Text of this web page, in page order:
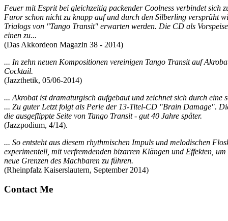
Feuer mit Esprit bei gleichzeitig packender Coolness verbindet
Furor schon nicht zu knapp auf und durch den Silberling versprüht
Trialogs von "Tango Transit" erwarten werden. Die CD als
einen zu...
(Das Akkordeon Magazin 38 - 2014)
... In zehn neuen Kompositionen vereinigen Tango Transit auf
Cocktail.
(Jazzthetik, 05/06-2014)
... Akrobat ist dramaturgisch aufgebaut und zeichnet sich durch
... Zu guter Letzt folgt als Perle der 13-Titel-CD "Brain Damage".
die ausgeflippte Seite von Tango Transit - gut 40 Jahre später.
(Jazzpodium, 4/14).
... So entsteht aus diesem rhythmischen Impuls und melodischen
experimentell, mit verfremdenden bizarren Klängen und Effekten,
neue Grenzen des Machbaren zu führen.
(Rheinpfalz Kaiserslautern, September 2014)
Contact Me